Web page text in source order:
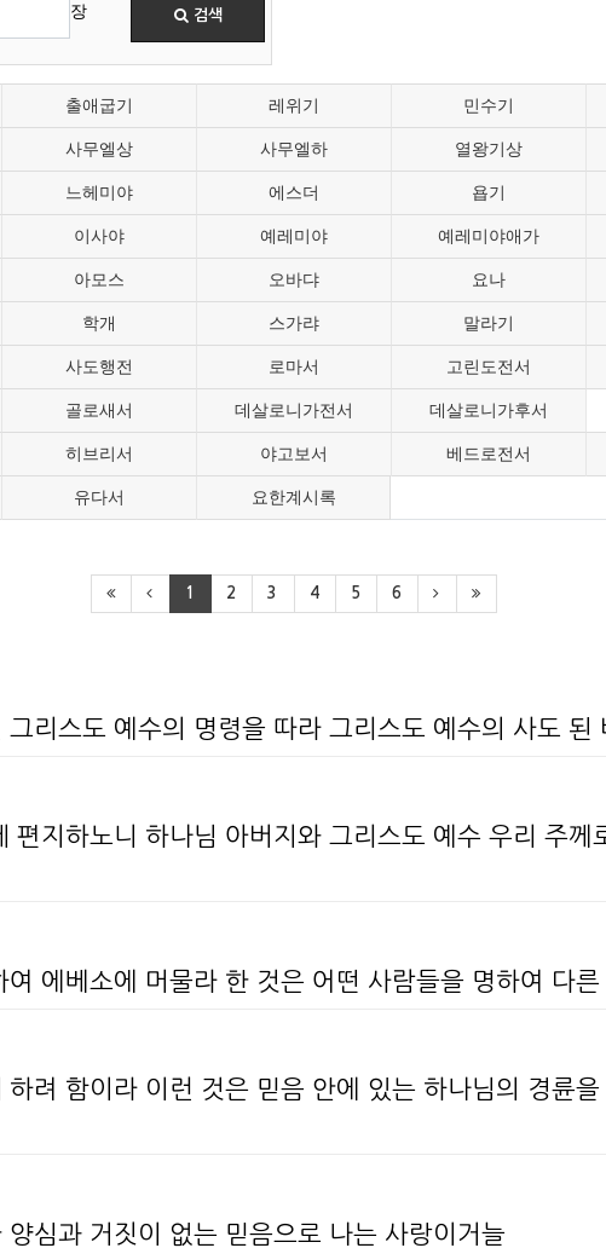
장 검색
출애굽기 레위기 민수기
사무엘상 사무엘하 열왕기상
느헤미야 에스더 욥기
이사야 예레미야 예레미야애가
아모스 오바댜 요나
학개 스가랴 말라기
사도행전 로마서 고린도전서
골로새서 데살로니가전서 데살로니가후서
히브리서 야고보서 베드로전서
유다서 요한계시록
1 2 3 4 5 6
리스도 예수의 명령을 따라 그리스도 예수의 사도 된
지하노니 하나님 아버지와 그리스도 예수 우리 주께
에베소에 머물라 한 것은 어떤 사람들을 명하여 다른
려 함이라 이런 것은 믿음 안에 있는 하나님의 경륜을
심과 거짓이 없는 믿음으로 나는 사랑이거늘